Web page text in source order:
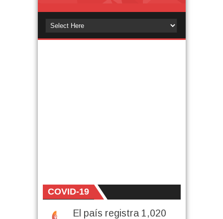
COVID-19
El país registra 1,020